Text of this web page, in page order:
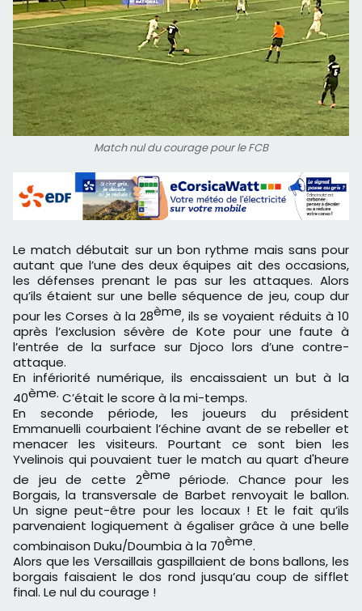
Match nul du courage pour le FCB
Le match débutait sur un bon rythme mais sans pour
autant que l’une des deux équipes ait des occasions,
les défenses prenant le pas sur les attaques. Alors
qu’ils étaient sur une belle séquence de jeu, coup dur
pour les Corses à la 28ème, ils se voyaient réduits à 10
après l’exclusion sévère de Kote pour une faute à
l’entrée de la surface sur Djoco lors d’une contre-
attaque.
En infériorité numérique, ils encaissaient un but à la
40ème. C’était le score à la mi-temps.
En seconde période, les joueurs du président
Emmanuelli courbaient l’échine avant de se rebeller et
menacer les visiteurs. Pourtant ce sont bien les
Yvelinois qui pouvaient tuer le match au quart d'heure
de jeu de cette 2ème période. Chance pour les
Borgais, la transversale de Barbet renvoyait le ballon.
Un signe peut-être pour les locaux ! Et le fait qu’ils
parvenaient logiquement à égaliser grâce à une belle
combinaison Duku/Doumbia à la 70ème.
Alors que les Versaillais gaspillaient de bons ballons, les
borgais faisaient le dos rond jusqu’au coup de sifflet
final. Le nul du courage !